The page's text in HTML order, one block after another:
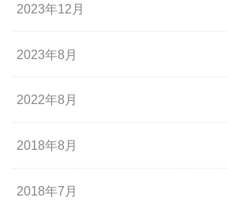
2023年12月
2023年8月
2022年8月
2018年8月
2018年7月